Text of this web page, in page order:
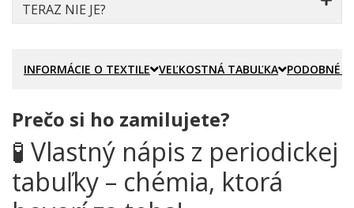
TERAZ NIE JE?
INFORMÁCIE O TEXTILE VEĽKOSTNÁ TABUĽKA PODOBNÉ
Prečo si ho zamilujete?
🧪 Vlastný nápis z periodickej
tabuľky – chémia, ktorá